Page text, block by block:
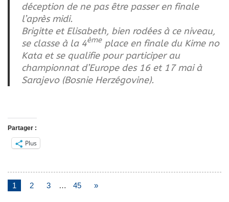
déception de ne pas être passer en finale
l’après midi.
Brigitte et Elisabeth, bien rodées à ce niveau,
se classe à la 4èmeplace en finale du Kime no
Kata et se qualifie pour participer au
championnat d’Europe des 16 et 17 mai à
Sarajevo (Bosnie Herzégovine).
Partager :
Plus
1 2 3 … 45 »